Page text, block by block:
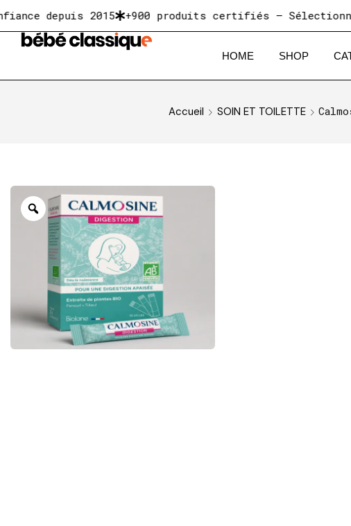
2015 +900 produits certifiés — Sélectionnés
HOME SHOP
Accueil SOIN ET TOILETTE